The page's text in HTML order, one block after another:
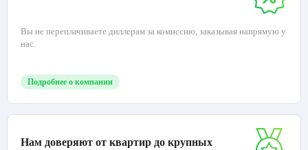
Вы не переплачиваете диллерам за комиссию, заказывая напрямую у
нас.
Подробнее о компании
Нам доверяют от квартир до крупных